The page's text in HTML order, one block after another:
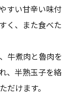
すい甘辛い味付
く、また食べた
牛煮肉と魯肉を
、半熟玉子を絡
だけます。